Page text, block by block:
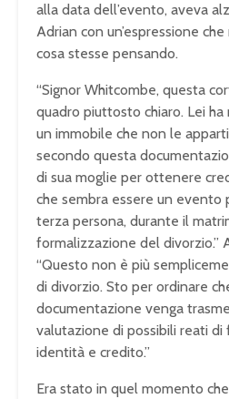
alla data dell’evento, aveva
Adrian con un’espressione che
cosa stesse pensando.
“Signor Whitcombe, questa
quadro piuttosto chiaro. Lei
un immobile che non le
secondo questa
di sua moglie per ottenere
che sembra essere un evento
terza persona, durante il
formalizzazione del divorzio.”
“Questo non è più
di divorzio. Sto per ordinare
documentazione venga
valutazione di possibili reati di
identità e credito.”
Era stato in quel momento